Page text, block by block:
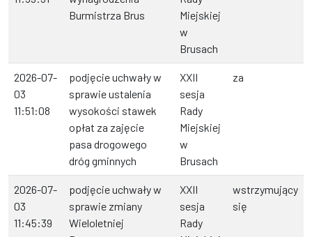
Burmistrza Brus
Miejskiej
w
Brusach
2026-07-
03
11:51:08
podjęcie uchwały w
sprawie ustalenia
wysokości stawek
opłat za zajęcie
pasa drogowego
dróg gminnych
XXII
sesja
Rady
Miejskiej
w
Brusach
za
2026-07-
03
11:45:39
podjęcie uchwały w
sprawie zmiany
Wieloletniej
XXII
sesja
Rady
wstrzymujący
się